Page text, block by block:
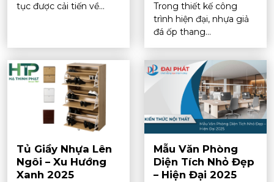
tục được cải tiến về...
Trong thiết kế công
trình hiện đại, nhựa giả
đá ốp thang...
Tủ Giầy Nhựa Lên
Ngôi – Xu Hướng
Xanh 2025
Mẫu Văn Phòng
Diện Tích Nhỏ Đẹp
– Hiện Đại 2025